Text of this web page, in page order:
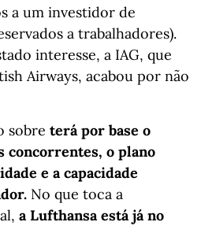
a um investidor de
a trabalhadores).
interesse, a IAG, que
Airways, acabou por não
sobre terá por base o
concorrentes, o plano
e a capacidade
No que toca a
a Lufthansa está já no